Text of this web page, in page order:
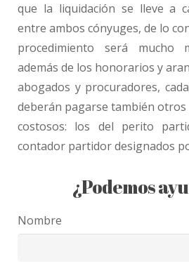
que la liquidación se lleve a
entre ambos cónyuges, de lo
procedimiento será mucho
además de los honorarios y
abogados y procuradores,
deberán pagarse también otros
costosos: los del perito
contador partidor designados
¿Podemos
Nombre